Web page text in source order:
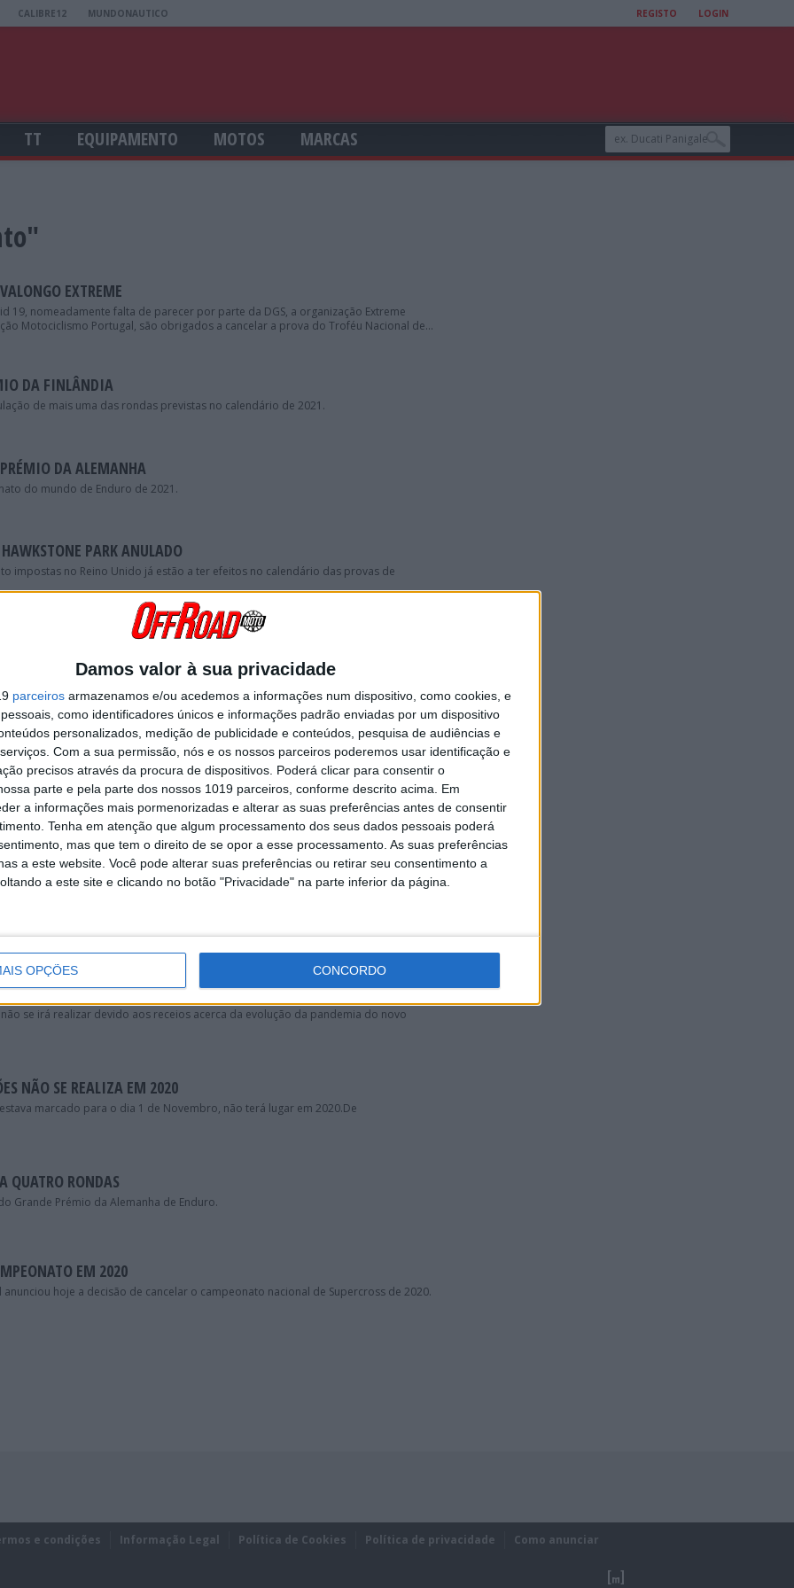
Damos valor à sua privacidade
parceiros armazenamos e/ou acedemos a informações num dispositivo, como cookies, e
como identificadores únicos e informações padrão enviadas por um dispositivo
personalizados, medição de publicidade e conteúdos, pesquisa de audiências e
Com a sua permissão, nós e os nossos parceiros poderemos usar identificação e
precisos através da procura de dispositivos. Poderá clicar para consentir o
parte e pela parte dos nossos 1019 parceiros, conforme descrito acima. Em
a informações mais pormenorizadas e alterar as suas preferências antes de consentir
Tenha em atenção que algum processamento dos seus dados pessoais poderá
mas que tem o direito de se opor a esse processamento. As suas preferências
a este website. Você pode alterar suas preferências ou retirar seu consentimento a
a este site e clicando no botão "Privacidade" na parte inferior da página.
OPÇÕES CONCORDO
CALIBRE12 MUNDONAUTICO REGISTO LOGIN
TT EQUIPAMENTO MOTOS MARCAS
EXTREME
19, nomeadamente falta de parecer por parte da DGS, a organização Extreme
Motociclismo Portugal, são obrigados a cancelar a prova do Troféu Nacional de...
DA FINLÂNDIA
de mais uma das rondas previstas no calendário de 2021.
DA ALEMANHA
do mundo de Enduro de 2021.
PARK ANULADO
impostas no Reino Unido já estão a ter efeitos no calendário das provas de
CAMPEONATO TERMINOU HOJE EM PORTALEGRE
forçada a cancelar a Baja TT Idanha-a-Nova, prova que iria fechar o campeonato
PROVA DE GOUVEIA
Enduro e Recreio decidiu cancelar a prova elegível para o campeonato nacional
o dia 29 de Novembro.
DE 2021
Louis Schlesser anunciou o cancelamento da Africa Eco Race de 2021.
REALIZAR
do World Enduro Super Series, soube-se hoje que foi anulada a edição de 2020
ENERGY CUP DESTE ANO
se irá realizar devido aos receios acerca da evolução da pandemia do novo
NÃO SE REALIZA EM 2020
marcado para o dia 1 de Novembro, não terá lugar em 2020.De
QUATRO RONDAS
Grande Prémio da Alemanha de Enduro.
EM 2020
hoje a decisão de cancelar o campeonato nacional de Supercross de 2020.
e condições Informação Legal Política de Cookies Política de privacidade Como anunciar